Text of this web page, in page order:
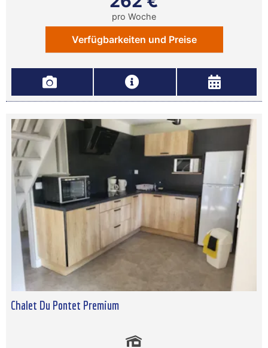
pro Woche
Verfügbarkeiten und Preise
Chalet Du Pontet Premium